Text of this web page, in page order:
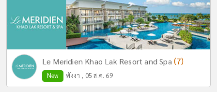
Le Meridien Khao Lak Resort and Spa (7)
New พังงา , 05 ส.ค. 69